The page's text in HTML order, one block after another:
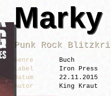
Punk Rock
Genre
Buch
Label
Iron Press
Datum
22.11.2015
Autor
King Kraut